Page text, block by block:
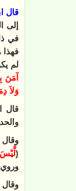
قال
إلى
في
فهذا
لم
آمَنَ
وَلاَ
قال
(لَّيْسَ